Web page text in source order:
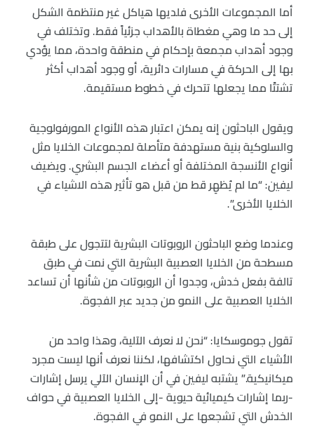
أما المجموعات الأخرى فلديها هياكل غير منتظمة الشكل
إلى حد ما وهي مغطاة بالأهداب جزئياً فقط. وتختلف في
وجود أهداب مجمعة بإحكام في منطقة واحدة، مما يؤدي
بها إلى الحركة في مسارات دائرية، أو وجود أهداب أكثر
تشتتًا مما يجعلها تتحرك في خطوط مستقيمة.
ويقول الباحثون إنه يمكن اعتبار هذه الأنواع المورفولوجية
والسلوكية بنية مستهدفة متأصلة لمجموعات الخلايا مثل
أنواع الأنسجة المختلفة أو أعضاء الجسم البشري. ويضيف
ليفين: “ما لم يُظهِر قط من قبل هو تأثير هذه الاشياء في
الخلايا الأخرى”.
وعندما وضع الباحثون الروبوتات البشرية لتتجول على طبقة
مسطحة من الخلايا العصبية البشرية التي نمت في طبق
تالفة بفعل خدش، وجدوا أن الروبوتات من شأنها أن تساعد
الخلايا العصبية على النمو من جديد عبر الفجوة.
تقول جوموسكايا: “نحن لا نعرف الآلية، وهذا واحد من
الأشياء التي نحاول اكتشافها، لكننا نعرف أنها ليست مجرد
ميكانيكية.” يشتبه ليفين في أن الإنسان الآلي يرسل إشارات
-ربما إشارات كيميائية حيوية -إلى الخلايا العصبية في حواف
الخدش التي تشجعها على النمو في الفجوة.